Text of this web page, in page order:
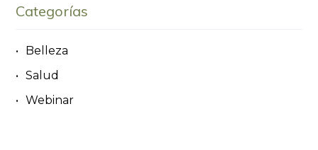
Categorías
Belleza
Salud
Webinar